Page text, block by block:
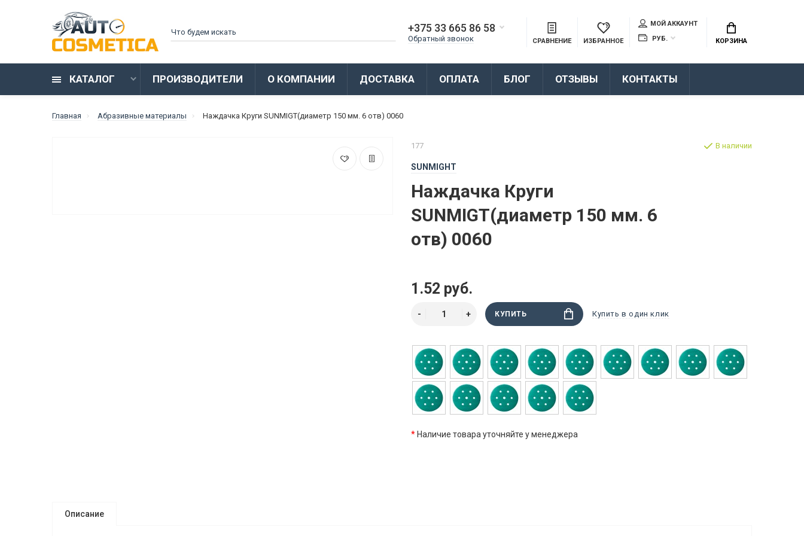
+375 33 665 86 58
Обратный звонок СРАВНЕНИЕ ИЗБРАННОЕ
МОЙ АККАУНТ
РУБ.
КОРЗИНА
КАТАЛОГ ПРОИЗВОДИТЕЛИ О КОМПАНИИ ДОСТАВКА ОПЛАТА БЛОГ ОТЗЫВЫ КОНТАКТЫ
Главная Абразивные материалы Наждачка Круги SUNMIGT(диаметр 150 мм. 6 отв) 0060
177
SUNMIGHT
Наждачка Круги
SUNMIGT(диаметр 150 мм. 6
отв) 0060
В наличии
1.52 руб.
КУПИТЬ Купить в один клик
* Наличие товара уточняйте у менеджера
Описание